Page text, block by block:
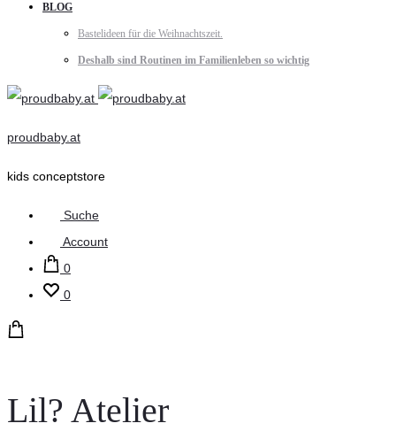
BLOG
Bastelideen für die Weihnachtszeit.
Deshalb sind Routinen im Familienleben so wichtig
proudbaby.at
kids conceptstore
Suche
Account
0
0
Lil? Atelier